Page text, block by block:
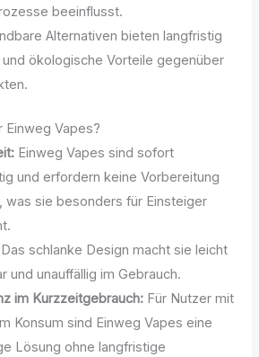
beeinflusst.
Alternativen bieten langfristig
ökologische Vorteile gegenüber
Einweg Vapes?
Einweg Vapes sind sofort
und erfordern keine Vorbereitung
was sie besonders für Einsteiger
Das schlanke Design macht sie leicht
und unauffällig im Gebrauch.
im Kurzzeitgebrauch: Für Nutzer mit
Konsum sind Einweg Vapes eine
Lösung ohne langfristige